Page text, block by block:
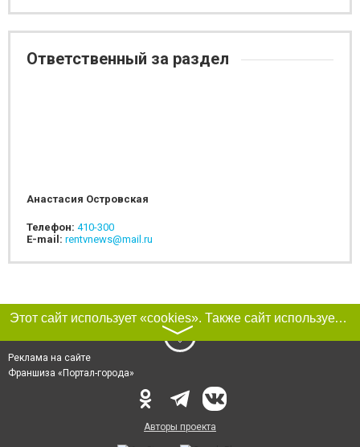
Ответственный за раздел
Анастасия Островская
Телефон: 410-300
E-mail: rentvnews@mail.ru
Этот сайт использует «cookies». Также сайт использует интернет-сервис для сбора технических данных касательно посетителей с целью получения маркетинговой и статистической информации. Условия обработки данных посетителей сайта см.
〉
Реклама на сайте
Франшиза «Портал-города»
Авторы проекта